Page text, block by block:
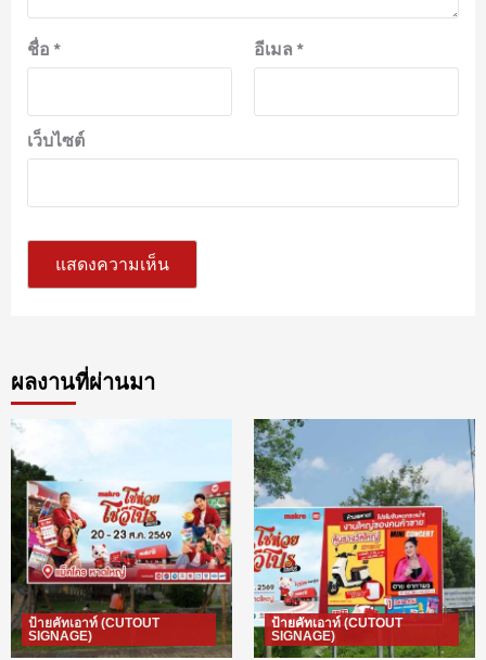
ชื่อ * อีเมล *
เว็บไซต์
ผลงานที่ผ่านมา
ป้ายคัทเอาท์ (CUTOUT
SIGNAGE)
ป้ายคัทเอาท์ (CUTOUT
SIGNAGE)